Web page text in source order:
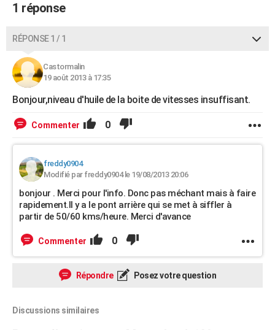
BONS PLANS
CARTE DE VOEUX
Carte de Noël
Carte Bonne année
Carte Saint-Valentin
Carte Pâques
Carte d'anniversaire
DICTIONNAIRE
Dictionnaire
Biographies
Citations
Expressions
Proverbes
COPAINS D'AVANT
FORUM
Bricolage
Lifestyle
Culture
Sport
Auto
Television
Voyage
Cinema
1 réponse
RÉPONSE 1 / 1
Castormalin
19 août 2013 à 17:35
Bonjour,niveau d'huile de la boite de vitesses insuffisant.
Commenter 0
freddy0904
Modifié par freddy0904 le 19/08/2013 20:06
bonjour . Merci pour l'info. Donc pas méchant mais à faire
rapidement.Il y a le pont arrière qui se met à siffler à
partir de 50/60 kms/heure. Merci d'avance
Commenter 0
Répondre Posez votre question
Discussions similaires